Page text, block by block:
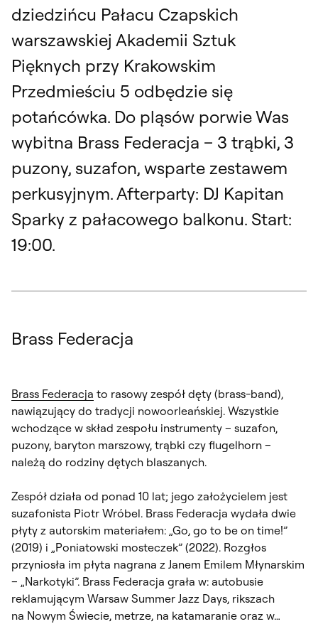
dziedzińcu Pałacu Czapskich
warszawskiej Akademii Sztuk
Pięknych przy Krakowskim
Przedmieściu 5 odbędzie się
potańcówka. Do pląsów porwie Was
wybitna Brass Federacja – 3 trąbki, 3
puzony, suzafon, wsparte zestawem
perkusyjnym. Afterparty: DJ Kapitan
Sparky z pałacowego balkonu. Start:
19:00.
Brass Federacja
Brass Federacja to rasowy zespół dęty (brass-band),
nawiązujący do tradycji nowoorleańskiej. Wszystkie
wchodzące w skład zespołu instrumenty – suzafon,
puzony, baryton marszowy, trąbki czy flugelhorn –
należą do rodziny dętych blaszanych.
Zespół działa od ponad 10 lat; jego założycielem jest
suzafonista Piotr Wróbel. Brass Federacja wydała dwie
płyty z autorskim materiałem: „Go, go to be on time!”
(2019) i „Poniatowski mosteczek” (2022). Rozgłos
przyniosła im płyta nagrana z Janem Emilem Młynarskim
– „Narkotyki”. Brass Federacja grała w: autobusie
reklamującym Warsaw Summer Jazz Days, rikszach
na Nowym Świecie, metrze, na katamaranie oraz w…